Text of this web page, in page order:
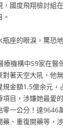
度飛翔檢討組
座的眼淚，驚恐
構中59家在醫
著天空大吼，他
金額1.5億余元
目，涉嫌她最愛
一公分！達
、重復開藥等，